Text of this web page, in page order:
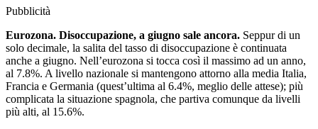
Pubblicità
Eurozona. Disoccupazione, a giugno sale ancora. Seppur di un
solo decimale, la salita del tasso di disoccupazione è continuata
anche a giugno. Nell’eurozona si tocca così il massimo ad un anno,
al 7.8%. A livello nazionale si mantengono attorno alla media Italia,
Francia e Germania (quest’ultima al 6.4%, meglio delle attese); più
complicata la situazione spagnola, che partiva comunque da livelli
più alti, al 15.6%.